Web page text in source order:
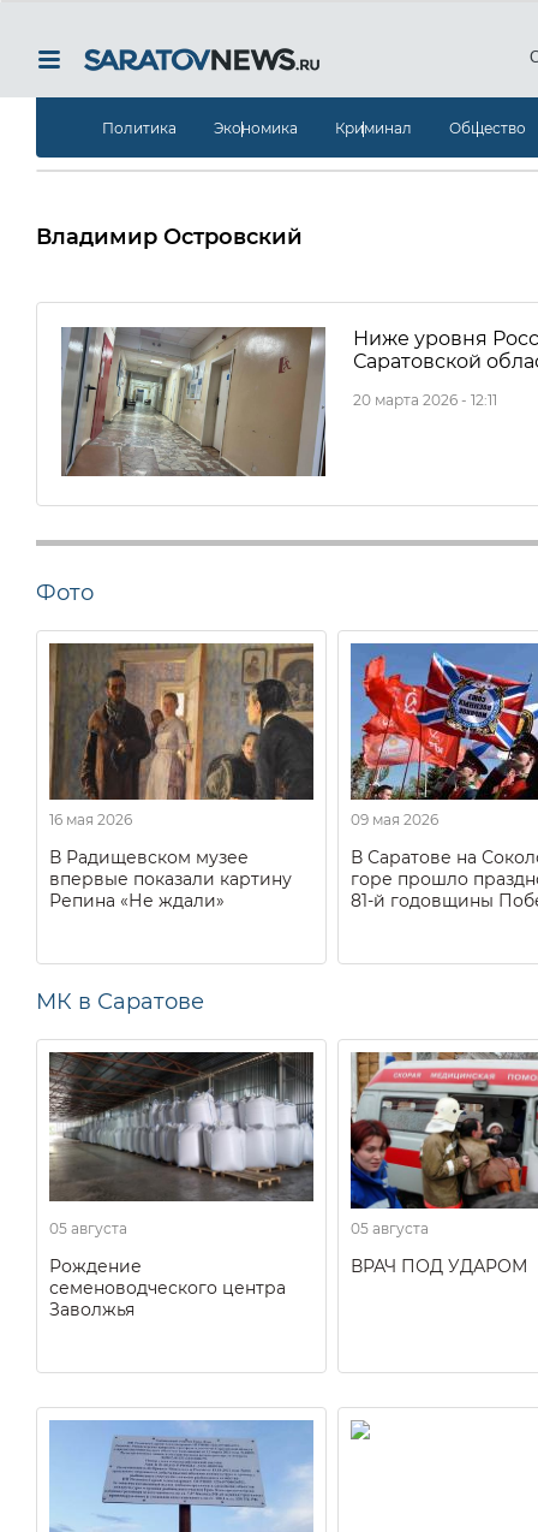
Политика Экономика Криминал Общество
Владимир Островский
Ниже уровня
Саратовской
20 марта 2026 - 12:11
Фото
16 мая 2026
В Радищевском музее
впервые показали картину
Репина «Не ждали»
09 мая 2026
В Саратове на
горе прошло
81-й годовщины
МК в Саратове
05 августа
Рождение
семеноводческого центра
Заволжья
05 августа
ВРАЧ ПОД УДАРОМ